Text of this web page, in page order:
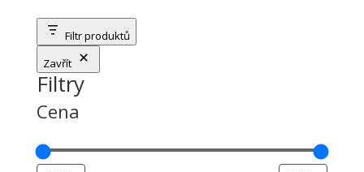
Filtr produktů
Zavřít
Filtry
Cena